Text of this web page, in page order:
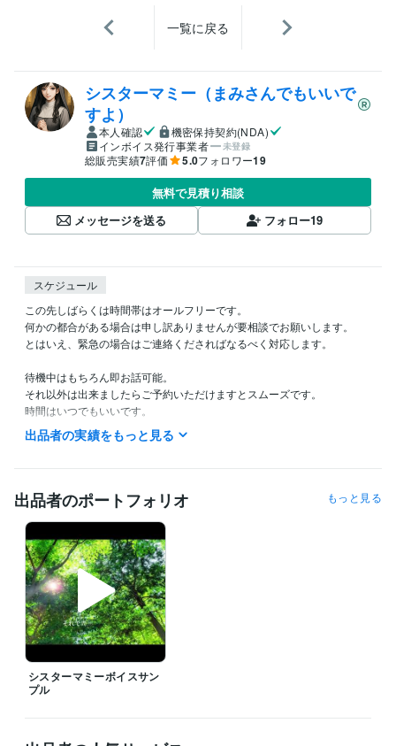
一覧に戻る
シスターマミー（まみさんでもいいで
すよ）
本人確認
機密保持契約(NDA)
インボイス発行事業者
未登録
総販売実績7評価 5.0フォロワー19
無料で見積り相談
メッセージを送る
フォロー19
スケジュール
この先しばらくは時間帯はオールフリーです。
何かの都合がある場合は申し訳ありませんが要相談でお願いします。
とはいえ、緊急の場合はご連絡くださればなるべく対応します。
待機中はもちろん即お話可能。
それ以外は出来ましたらご予約いただけますとスムーズです。
時間はいつでもいいです。
ご連絡お待ちしています
経験職種
営業 / 個人営業 経験年数 : 20年
カスタマーサポート・カスタマーサクセス / カスタマーサポート・ヘ
ルプデスク
経験年数 : 20年
得意分野
悩み相談・カウンセリング
当
出品者の実績をもっと見る
出品者のポートフォリオ もっと見る
シスターマミーボイスサン
プル